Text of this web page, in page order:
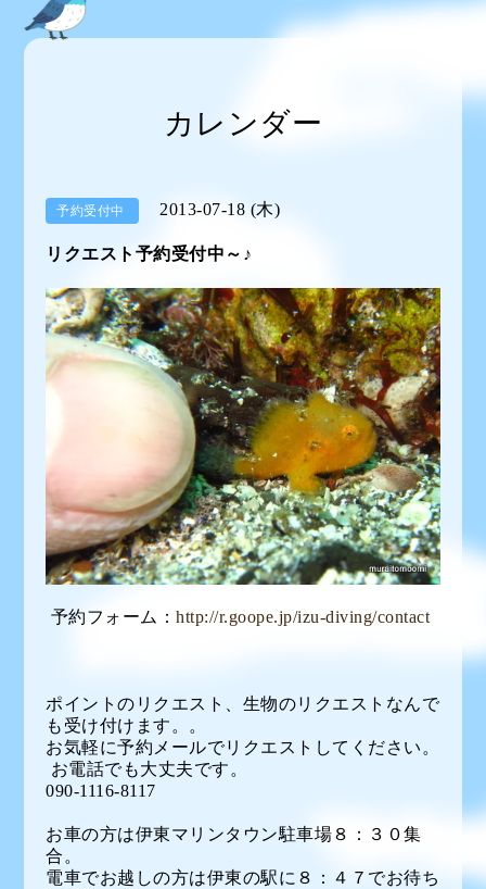
カレンダー
予約受付中 2013-07-18 (木)
リクエスト予約受付中～♪
予約フォーム：http://r.goope.jp/izu-diving/contact
ポイントのリクエスト、生物のリクエストなんで
も受け付けます。。
お気軽に予約メールでリクエストしてください。
お電話でも大丈夫です。
090-1116-8117
お車の方は伊東マリンタウン駐車場８：３０集
合。
電車でお越しの方は伊東の駅に８：４７でお待ち